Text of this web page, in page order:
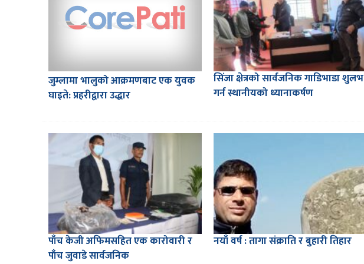
जुम्लामा भालुको आक्रमणबाट एक युवक
घाइते: प्रहरीद्वारा उद्धार
सिंजा क्षेत्रको सार्वजनिक गाडिभाडा शुलभ
गर्न स्थानीयको ध्यानाकर्षण
पाँच केजी अफिमसहित एक कारोवारी र
पाँच जुवाडे सार्वजनिक
नयाँ वर्ष : तागा संक्राति र बुहारी तिहार